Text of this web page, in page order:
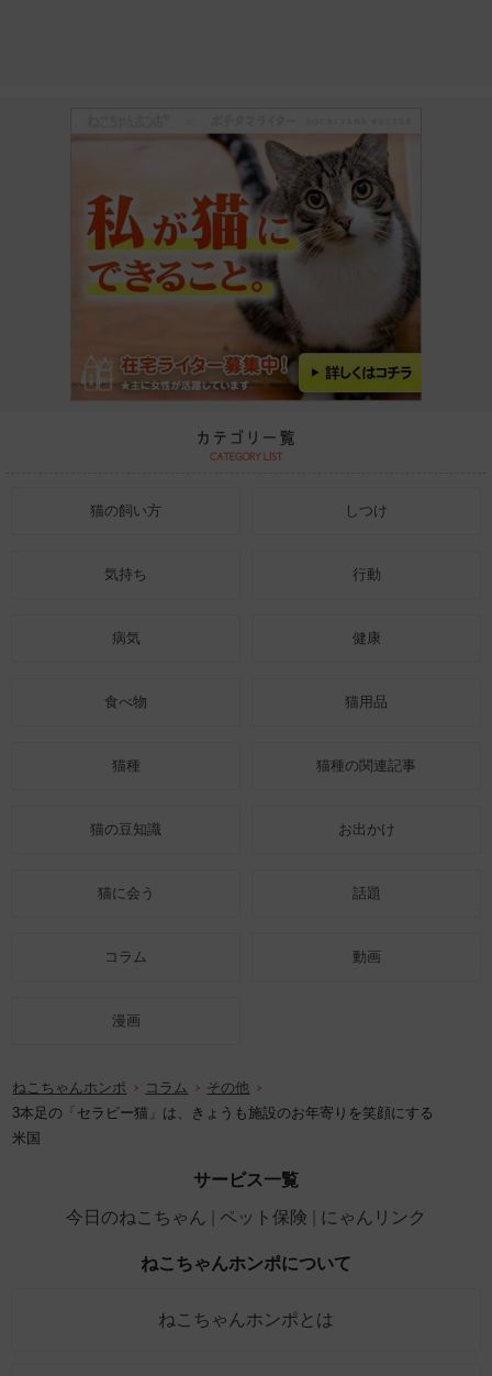
猫の飼い方 しつけ
気持ち 行動
病気 健康
食べ物 猫用品
猫種 猫種の関連記事
猫の豆知識 お出かけ
猫に会う 話題
コラム 動画
漫画
ねこちゃんホンポ コラム
その他
3本足の「セラピー猫」は、きょうも施設のお年寄りを笑顔にする
米国
サービス一覧
今日のねこちゃん
ペット保険 にゃんリンク
ねこちゃんホンポについて
ねこちゃんホンポとは